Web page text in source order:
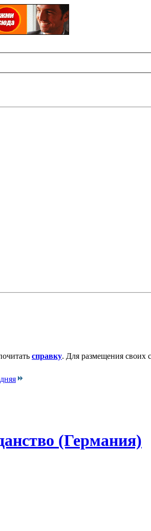
справку. Для размещения своих
(Германия)